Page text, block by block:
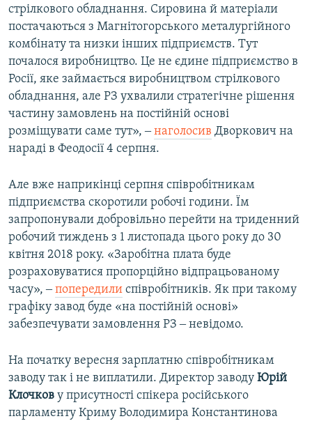
стрілкового обладнання. Сировина й матеріали
постачаються з Магнітогорського металургійного
комбінату та низки інших підприємств. Тут
почалося виробництво. Це не єдине підприємство в
Росії, яке займається виробництвом стрілкового
обладнання, але РЗ ухвалили стратегічне рішення
частину замовлень на постійній основі
розміщувати саме тут», ‒наголосив Дворкович на
нараді в Феодосії 4 серпня.
Але вже наприкінці серпня співробітникам
підприємства скоротили робочі години. Їм
запропонували добровільно перейти на триденний
робочий тиждень з 1 листопада цього року до 30
квітня 2018 року. «Заробітна плата буде
розраховуватися пропорційно відпрацьованому
часу», ‒попередили співробітників. Як при такому
графіку завод буде «на постійній основі»
забезпечувати замовлення РЗ ‒ невідомо.
На початку вересня зарплатню співробітникам
заводу так і не виплатили. Директор заводу Юрій
Клочков у присутності спікера російського
парламенту Криму Володимира Константинова